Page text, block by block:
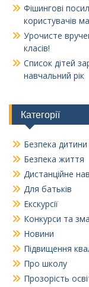
Фішингові
користувачів
Урочисте
класів!
Список дітей
навчальний рік
Категорії
Безпека дитини
Безпека життя
Дистанційне
Для батьків
Екскурсії
Конкурси та
Новини
Підвищення
Про школу
Прозорість